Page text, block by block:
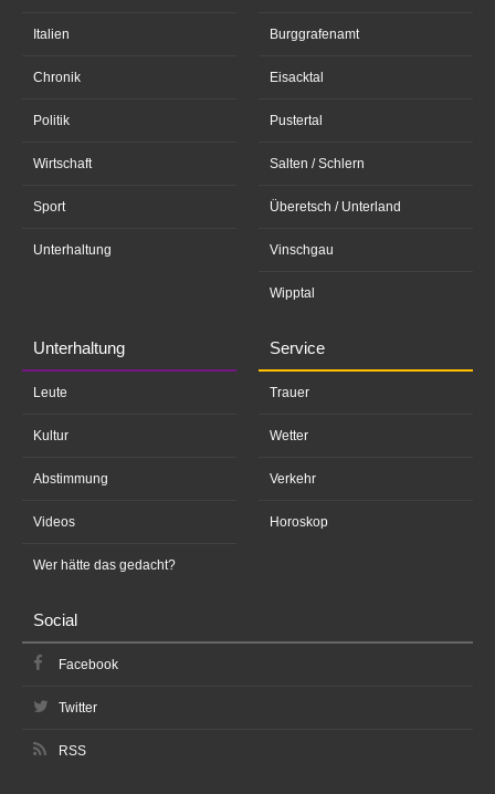
Italien
Chronik
Politik
Wirtschaft
Sport
Unterhaltung
Burggrafenamt
Eisacktal
Pustertal
Salten / Schlern
Überetsch / Unterland
Vinschgau
Wipptal
Unterhaltung
Leute
Kultur
Abstimmung
Videos
Wer hätte das gedacht?
Service
Trauer
Wetter
Verkehr
Horoskop
Social
Facebook
Twitter
RSS